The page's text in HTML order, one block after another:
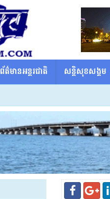
ព័ត៌មានអន្តរជាតិ សន្តិសុខសង្គម